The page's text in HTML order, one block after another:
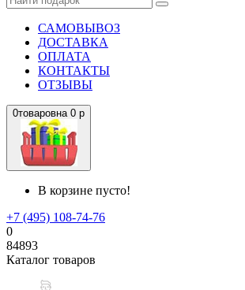
САМОВЫВОЗ
ДОСТАВКА
ОПЛАТА
КОНТАКТЫ
ОТЗЫВЫ
0товаровна 0 р
В корзине пусто!
+7 (495) 108-74-76
0
84893
Каталог товаров